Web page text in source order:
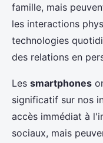
famille, mais
les interactions
technologies
des relations en
Les smartphones
significatif sur nos
accès immédiat à
sociaux, mais